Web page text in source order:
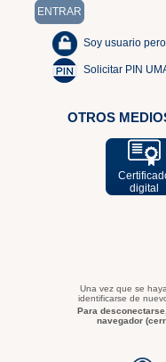
Soy usuario
Solicitar PIN
OTROS
digital
Una vez que se
identificarse de
Para
navegador